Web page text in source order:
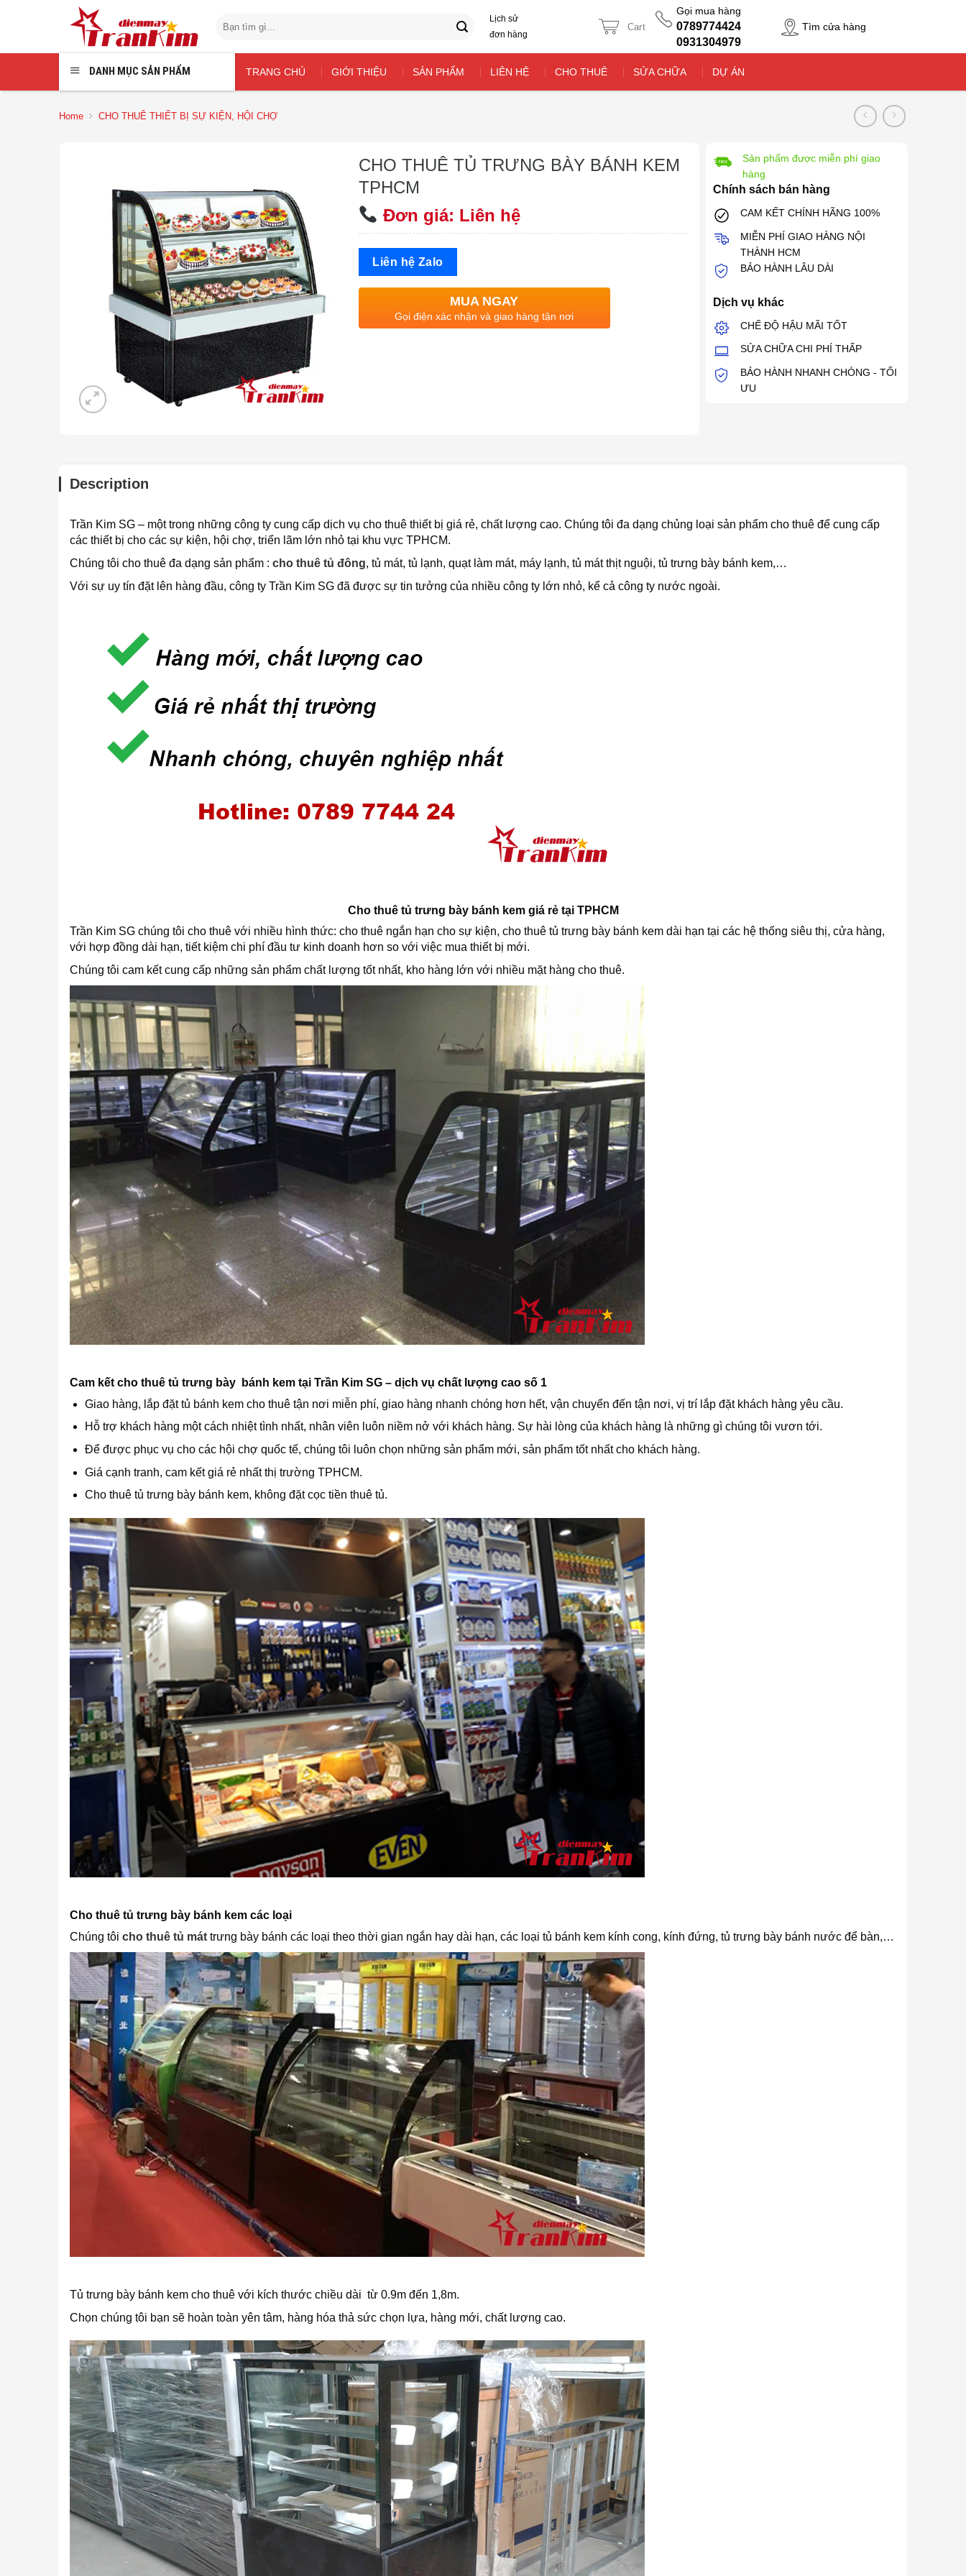
dung
Lịch sử
đơn hàng
Cart
Gọi mua hàng
0789774424
0931304979
Tìm cửa hàng
DANH MỤC SẢN PHẨM TRANG CHỦ GIỚI THIỆU SẢN PHẨM LIÊN HỆ CHO THUÊ SỬA CHỮA DỰ ÁN
Home CHO THUÊ THIẾT BỊ SỰ KIỆN, HỘI CHỢ
CHO THUÊ TỦ TRƯNG BÀY BÁNH KEM
TPHCM
Đơn giá: Liên hệ
Liên hệ Zalo
MUA NGAY
Gọi điện xác nhận và giao hàng tận nơi
Sản phẩm được miễn phí giao
hàng
Chính sách bán hàng
CAM KẾT CHÍNH HÃNG 100%
MIỄN PHÍ GIAO HÀNG NỘI
THÀNH HCM
BẢO HÀNH LÂU DÀI
Dịch vụ khác
CHẾ ĐỘ HẬU MÃI TỐT
SỬA CHỮA CHI PHÍ THẤP
BẢO HÀNH NHANH CHÓNG - TỐI
ƯU
Description
Trần Kim SG – một trong những công ty cung cấp dịch vụ cho thuê thiết bị giá rẻ, chất lượng cao. Chúng tôi đa dạng chủng loại sản phẩm cho thuê để cung cấp
các thiết bị cho các sự kiện, hội chợ, triển lãm lớn nhỏ tại khu vực TPHCM.
Chúng tôi cho thuê đa dạng sản phẩm : cho thuê tủ đông, tủ mát, tủ lạnh, quạt làm mát, máy lạnh, tủ mát thịt nguội, tủ trưng bày bánh kem,…
Với sự uy tín đặt lên hàng đầu, công ty Trần Kim SG đã được sự tin tưởng của nhiều công ty lớn nhỏ, kể cả công ty nước ngoài.
Cho thuê tủ trưng bày bánh kem giá rẻ tại TPHCM
Trần Kim SG chúng tôi cho thuê với nhiều hình thức: cho thuê ngắn hạn cho sự kiện, cho thuê tủ trưng bày bánh kem dài hạn tại các hệ thống siêu thị, cửa hàng,
với hợp đồng dài hạn, tiết kiệm chi phí đầu tư kinh doanh hơn so với việc mua thiết bị mới.
Chúng tôi cam kết cung cấp những sản phẩm chất lượng tốt nhất, kho hàng lớn với nhiều mặt hàng cho thuê.
Cam kết cho thuê tủ trưng bày bánh kem tại Trần Kim SG – dịch vụ chất lượng cao số 1
Giao hàng, lắp đặt tủ bánh kem cho thuê tận nơi miễn phí, giao hàng nhanh chóng hơn hết, vận chuyển đến tận nơi, vị trí lắp đặt khách hàng yêu cầu.
Hỗ trợ khách hàng một cách nhiệt tình nhất, nhân viên luôn niềm nở với khách hàng. Sự hài lòng của khách hàng là những gì chúng tôi vươn tới.
Để được phục vụ cho các hội chợ quốc tế, chúng tôi luôn chọn những sản phẩm mới, sản phẩm tốt nhất cho khách hàng.
Giá cạnh tranh, cam kết giá rẻ nhất thị trường TPHCM.
Cho thuê tủ trưng bày bánh kem, không đặt cọc tiền thuê tủ.
Cho thuê tủ trưng bày bánh kem các loại
Chúng tôi cho thuê tủ mát trưng bày bánh các loại theo thời gian ngắn hay dài hạn, các loại tủ bánh kem kính cong, kính đứng, tủ trưng bày bánh nước để bàn,…
Tủ trưng bày bánh kem cho thuê với kích thước chiều dài từ 0.9m đến 1,8m.
Chọn chúng tôi bạn sẽ hoàn toàn yên tâm, hàng hóa thả sức chọn lựa, hàng mới, chất lượng cao.